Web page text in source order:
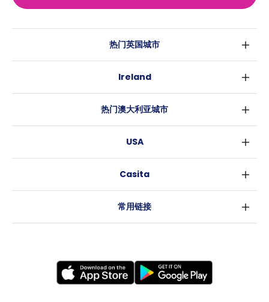
热门英国城市
格拉斯哥
爱丁堡
利兹
布里斯托
卡迪夫
布拉德福德
纽卡斯尔
Ireland
都柏林
热门澳大利亚城市
布里斯班
阿德莱德
USA
洛杉矶
Casita
常用链接